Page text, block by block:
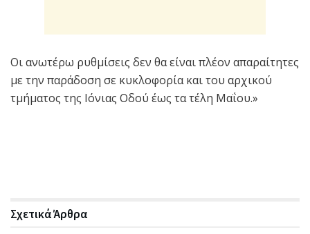
Οι ανωτέρω ρυθμίσεις δεν θα είναι πλέον απαραίτητες
με την παράδοση σε κυκλοφορία και του αρχικού
τμήματος της Ιόνιας Οδού έως τα τέλη Μαΐου.»
ΣχετικάΆρθρα